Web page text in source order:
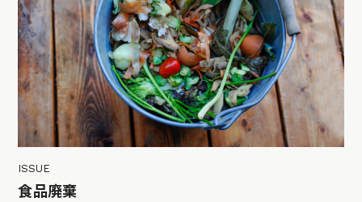
ISSUE
食品廃棄